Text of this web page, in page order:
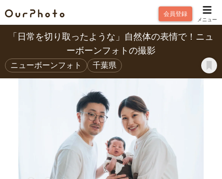
会員登録
メニュー
「日常を切り取ったような」自然体の表情で！ニュ
ーボーンフォトの撮影
ニューボーンフォト 千葉県